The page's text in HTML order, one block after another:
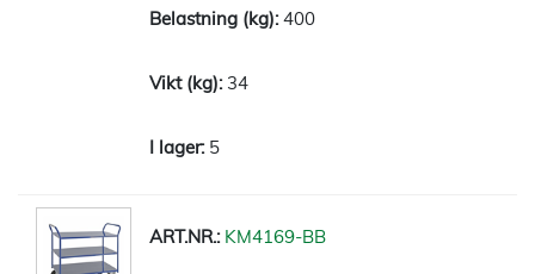
400
34
5
KM4169-BB